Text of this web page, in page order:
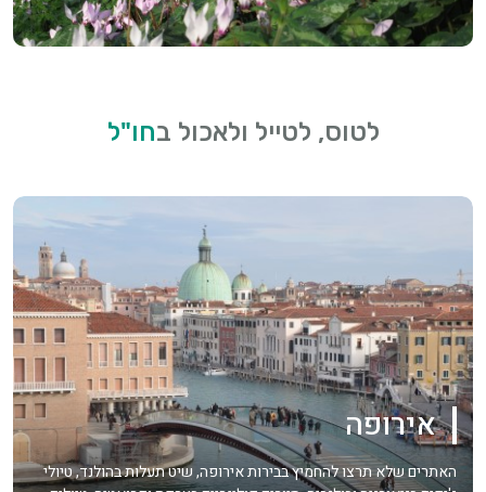
לטוס, לטייל ולאכול בחו"ל
אירופה
האתרים שלא תרצו להחמיץ בבירות אירופה, שיט תעלות בהולנד, טיולי